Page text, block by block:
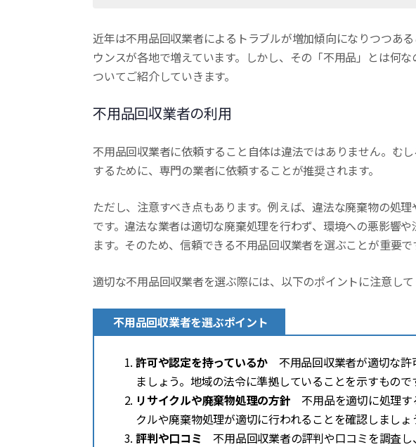
近年は不用品回収業者によるトラブルが増加傾向になりつつあ
ウンスが各地で増えています。しかし、その「不用品」とは何
ついてご紹介していきます。
不用品回収業者の利用
不用品回収業者に依頼すること自体は違法ではありません。む
するために、専門の業者に依頼することが推奨されます。
ただし、注意すべき点もあります。例えば、違法な廃棄物の処
です。違法な業者は適切な廃棄処理を行わず、環境への悪影響
ます。そのため、信頼できる不用品回収業者を選ぶことが重要で
適切な不用品回収業者を選ぶ際には、以下のポイントに注意して
不用品回収業者を選ぶポイント
許可や認定を持っているか 不用品回収業者が適切な許
ましょう。地域の法令に準拠していることを示すもので
リサイクルや廃棄物処理の方針 不用品を適切に処理す
クルや廃棄物処理が適切に行われることを確認しましょ
評判や口コミ 不用品回収業者の評判や口コミを調査